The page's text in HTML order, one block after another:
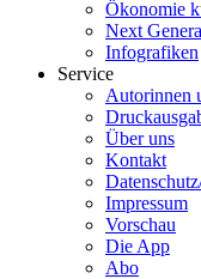
Ökonomie
Next
Infografiken
Service
Autorinnen
Über uns
Kontakt
Impressum
Vorschau
Die App
Abo